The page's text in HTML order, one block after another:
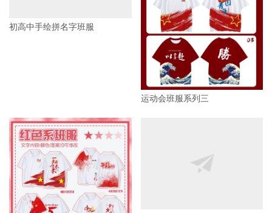
初高中手绘拼名字班服
运动会班服系列三